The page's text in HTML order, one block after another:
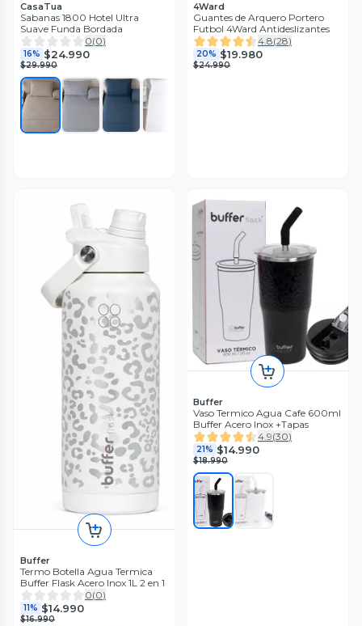
CasaTua
Sabanas 1800 Hotel Ultra
Suave Funda Bordada
0(0)
16% $24.990
$29.990
4Ward
Guantes de Arquero Portero
Futbol 4Ward Antideslizantes
4.8(28)
20% $19.980
$24.990
Buffer
Termo Botella Agua Termica
Buffer Flask Acero Inox 1L 2 en 1
0(0)
11% $14.990
$16.990
Buffer
Vaso Termico Agua Cafe 600ml
Buffer Acero Inox +Tapas
4.9(30)
21% $14.990
$18.990